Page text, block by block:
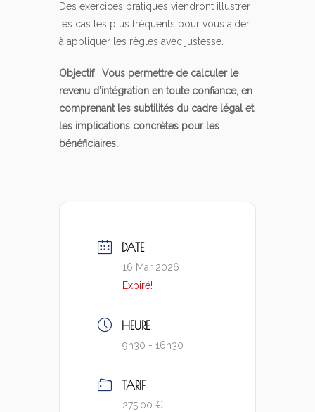
Des exercices pratiques viendront illustrer
les cas les plus fréquents pour vous aider
à appliquer les règles avec justesse.
Objectif: Vous permettre de calculer le
revenu d’intégration en toute confiance, en
comprenant les subtilités du cadre légal et
les implications concrètes pour les
bénéficiaires.
DATE
16 Mar 2026
Expiré!
HEURE
9h30 - 16h30
TARIF
275,00 €